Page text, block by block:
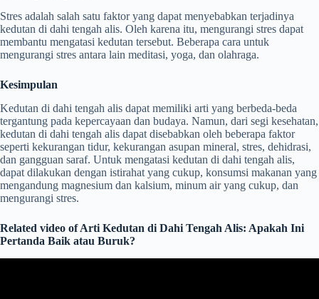
Stres adalah salah satu faktor yang dapat menyebabkan terjadinya
kedutan di dahi tengah alis. Oleh karena itu, mengurangi stres dapat
membantu mengatasi kedutan tersebut. Beberapa cara untuk
mengurangi stres antara lain meditasi, yoga, dan olahraga.
Kesimpulan
Kedutan di dahi tengah alis dapat memiliki arti yang berbeda-beda
tergantung pada kepercayaan dan budaya. Namun, dari segi kesehatan,
kedutan di dahi tengah alis dapat disebabkan oleh beberapa faktor
seperti kekurangan tidur, kekurangan asupan mineral, stres, dehidrasi,
dan gangguan saraf. Untuk mengatasi kedutan di dahi tengah alis,
dapat dilakukan dengan istirahat yang cukup, konsumsi makanan yang
mengandung magnesium dan kalsium, minum air yang cukup, dan
mengurangi stres.
Related video of Arti Kedutan di Dahi Tengah Alis: Apakah Ini
Pertanda Baik atau Buruk?